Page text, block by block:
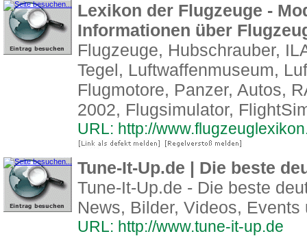
Lexikon der Flugzeuge -
Informationen über
Flugzeuge, Hubschrauber,
Tegel, Luftwaffenmuseum,
Flugmotore, Panzer, Autos,
2002, Flugsimulator,
URL: http://
Tune-It-Up.de | Die beste
Tune-It-Up.de - Die beste
News, Bilder, Videos, Events
URL: http://www.tune-it-up.de